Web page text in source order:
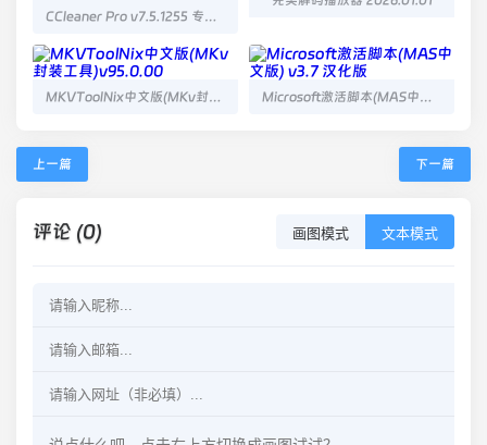
CCleaner Pro v7.5.1255 专业版
MKVToolNix中文版(MKv封装工具)v95.0.00 Microsoft激活脚本(MAS中文版) v3.7 汉化版
上一篇 下一篇
评论 (0) 画图模式 文本模式